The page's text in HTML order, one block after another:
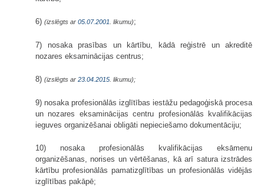
6) (izslēgts ar 05.07.2001 . likumu);
7) nosaka prasības un kārtību, kādā reģistrē un akreditē
nozares eksaminācijas centrus;
8) (izslēgts ar 23.04.2015 . likumu);
9) nosaka profesionālās izglītības iestāžu pedagoģiskā procesa
un nozares eksaminācijas centru profesionālās kvalifikācijas
ieguves organizēšanai obligāti nepieciešamo dokumentāciju;
10) nosaka profesionālās kvalifikācijas eksāmenu
organizēšanas, norises un vērtēšanas, kā arī satura izstrādes
kārtību profesionālās pamatizglītības un profesionālās vidējās
izglītības pakāpē;